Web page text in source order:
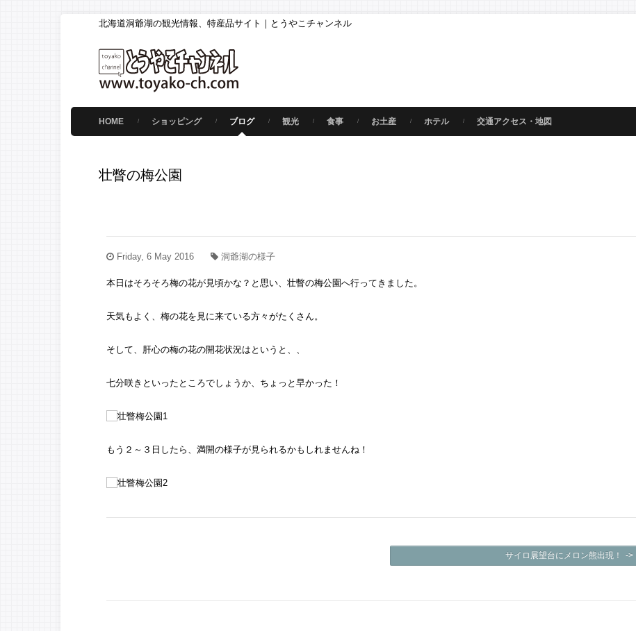
北海道洞爺湖の観光情報、特産品サイト｜とうやこチャンネル
HOME ショッピング ブログ 観光 食事 お土産 ホテル 交通アクセス・地図
壮瞥の梅公園
Friday, 6 May 2016 洞爺湖の様子
本日はそろそろ梅の花が見頃かな？と思い、壮瞥の梅公園へ行ってきました。
天気もよく、梅の花を見に来ている方々がたくさん。
そして、肝心の梅の花の開花状況はというと、、
七分咲きといったところでしょうか、ちょっと早かった！
もう２～３日したら、満開の様子が見られるかもしれませんね！
サイロ展望台にメロン熊出現！ ->